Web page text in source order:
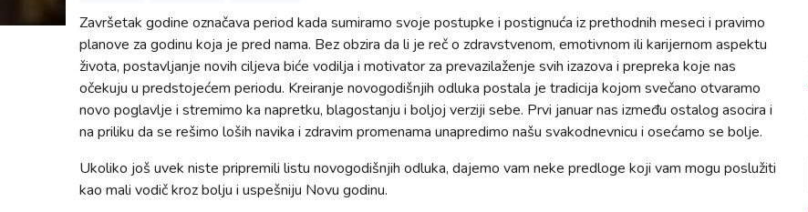
Završetak godine označava period kada sumiramo svoje postupke i postignuća iz prethodnih meseci i pravimo
planove za godinu koja je pred nama. Bez obzira da li je reč o zdravstvenom, emotivnom ili karijernom aspektu
života, postavljanje novih ciljeva biće vodilja i motivator za prevazilaženje svih izazova i prepreka koje nas
očekuju u predstojećem periodu. Kreiranje novogodišnjih odluka postala je tradicija kojom svečano otvaramo
novo poglavlje i stremimo ka napretku, blagostanju i boljoj verziji sebe. Prvi januar nas između ostalog asocira i
na priliku da se rešimo loših navika i zdravim promenama unapredimo našu svakodnevnicu i osećamo se bolje.
Ukoliko još uvek niste pripremili listu novogodišnjih odluka, dajemo vam neke predloge koji vam mogu poslužiti
kao mali vodič kroz bolju i uspešniju Novu godinu.